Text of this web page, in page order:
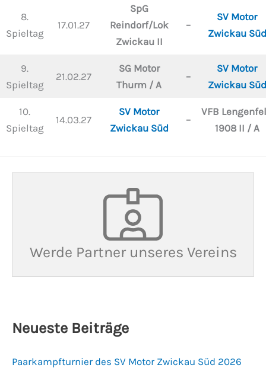
8.
Spieltag
17.01.27
SpG
Reindorf/Lok
Zwickau II
–
SV Motor
Zwickau Süd
9.
Spieltag
21.02.27
SG Motor
Thurm / A
–
SV Motor
Zwickau Süd
10.
Spieltag
14.03.27
SV Motor
Zwickau Süd
–
VFB
1908 II / A
Werde Partner unseres Vereins
Neueste Beiträge
Paarkampfturnier des SV Motor Zwickau Süd 2026